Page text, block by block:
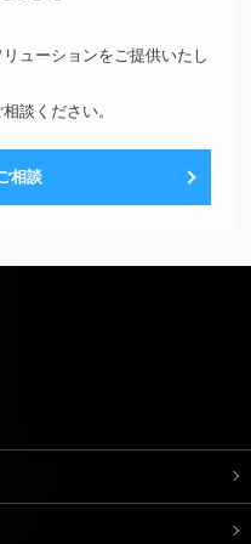
ューションをご提供いたし
談ください。
相談